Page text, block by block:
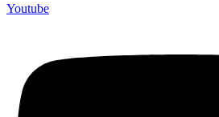
Youtube